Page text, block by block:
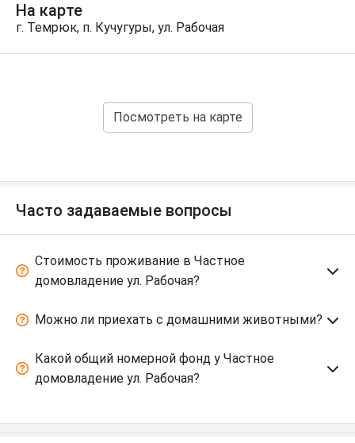
На карте
г. Темрюк, п. Кучугуры, ул. Рабочая
Посмотреть на карте
Часто задаваемые вопросы
Стоимость проживание в Частное
домовладение ул. Рабочая?
Можно ли приехать с домашними животными?
Какой общий номерной фонд у Частное
домовладение ул. Рабочая?